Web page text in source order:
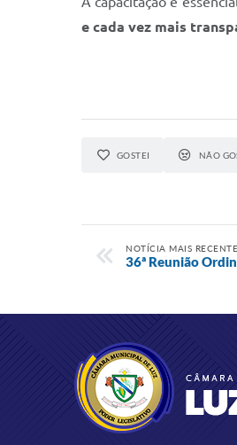
e cada vez mais
GOSTEI NÃO
NOTÍCIA MAIS RECENTE
36ª Reunião